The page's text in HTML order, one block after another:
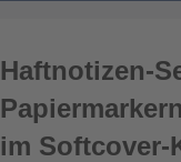
Haftnotizen-
im Softcover-